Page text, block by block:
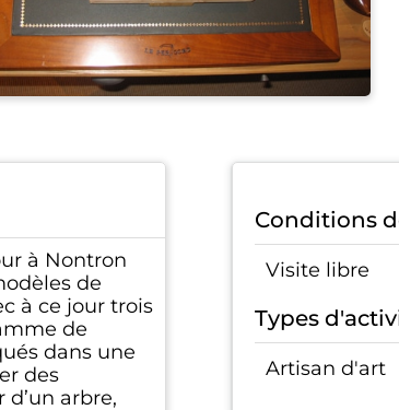
à Nontron
de
à ce jour trois
de
dans une
des
arbre,
Conditions
Visite libre
Types
Artisan d'art